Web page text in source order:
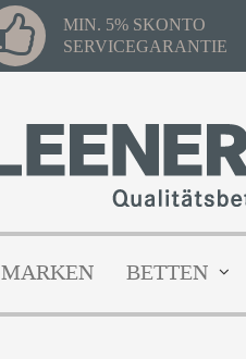
MIN. 5% SKONTO
SERVICEGARANTIE
MARKEN BETTEN